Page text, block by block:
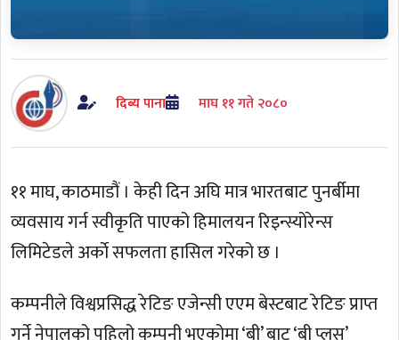
दिब्य पाना माघ ११ गते २०८०
११ माघ, काठमाडौं । केही दिन अघि मात्र भारतबाट पुनर्बीमा
व्यवसाय गर्न स्वीकृति पाएको हिमालयन रिइन्स्योरेन्स
लिमिटेडले अर्काे सफलता हासिल गरेको छ ।
कम्पनीले विश्वप्रसिद्ध रेटिङ एजेन्सी एएम बेस्टबाट रेटिङ प्राप्त